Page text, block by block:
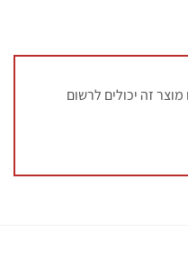
זה יכולים לרשום